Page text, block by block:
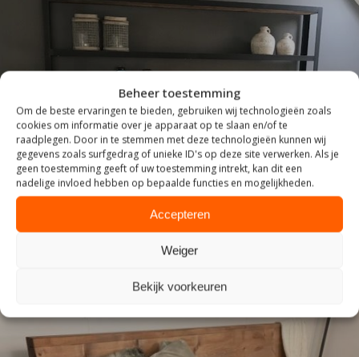
Beheer toestemming
Om de beste ervaringen te bieden, gebruiken wij technologieën zoals
cookies om informatie over je apparaat op te slaan en/of te
raadplegen. Door in te stemmen met deze technologieën kunnen wij
gegevens zoals surfgedrag of unieke ID's op deze site verwerken. Als je
geen toestemming geeft of uw toestemming intrekt, kan dit een
nadelige invloed hebben op bepaalde functies en mogelijkheden.
Accepteren
Weiger
Bekijk voorkeuren
INDUSTRIEEL